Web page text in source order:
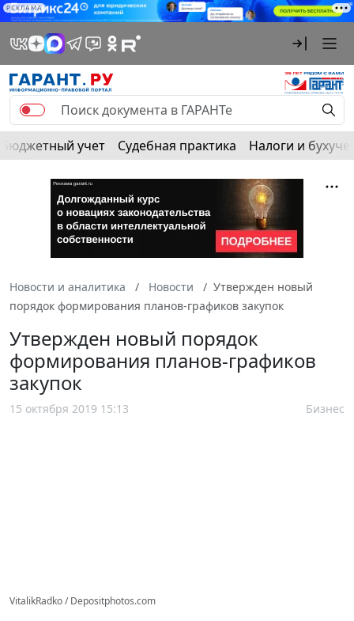
РЕКЛАМА
Бюджетный учет Судебная практика Налоги и
Новости и аналитика Новости
Утвержден новый
порядок формирования планов-графиков закупок
Утвержден новый порядок
формирования планов-графиков
закупок
15 октября 2019 15:13 Бизнес
VitalikRadko / Depositphotos.com